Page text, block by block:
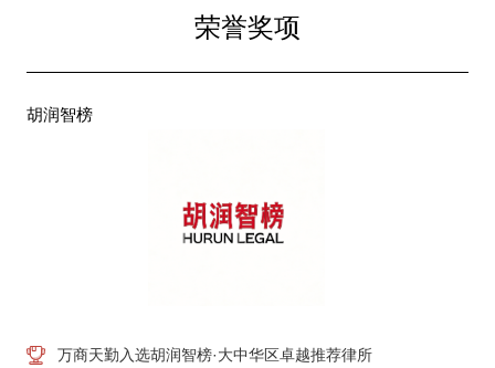
荣誉奖项
胡润智榜
万商天勤入选胡润智榜·大中华区卓越推荐律所